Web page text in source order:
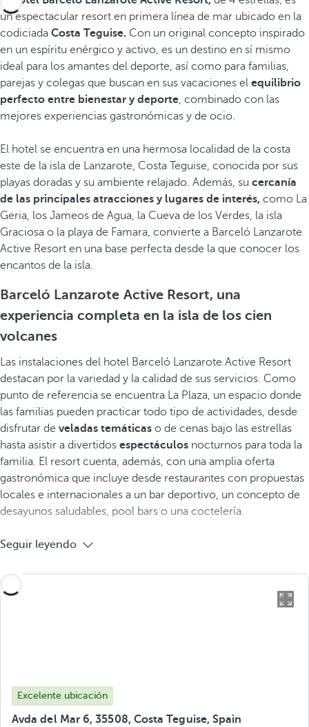
un espectacular resort en primera línea de mar ubicado en la
codiciada Costa Teguise. Con un original concepto inspirado
en un espíritu enérgico y activo, es un destino en sí mismo
ideal para los amantes del deporte, así como para familias,
parejas y colegas que buscan en sus vacaciones el equilibrio
perfecto entre bienestar y deporte, combinado con las
mejores experiencias gastronómicas y de ocio.
El hotel se encuentra en una hermosa localidad de la costa
este de la isla de Lanzarote, Costa Teguise, conocida por sus
playas doradas y su ambiente relajado. Además, su cercanía
de las principales atracciones y lugares de interés, como La
Geria, los Jameos de Agua, la Cueva de los Verdes, la isla
Graciosa o la playa de Famara, convierte a Barceló Lanzarote
Active Resort en una base perfecta desde la que conocer los
encantos de la isla.
Barceló Lanzarote Active Resort, una
experiencia completa en la isla de los cien
volcanes
Las instalaciones del hotel Barceló Lanzarote Active Resort
destacan por la variedad y la calidad de sus servicios. Como
punto de referencia se encuentra La Plaza, un espacio donde
las familias pueden practicar todo tipo de actividades, desde
disfrutar de veladas temáticas o de cenas bajo las estrellas
hasta asistir a divertidos espectáculos nocturnos para toda la
familia. El resort cuenta, además, con una amplia oferta
gastronómica que incluye desde restaurantes con propuestas
locales e internacionales a un bar deportivo, un concepto de
desayunos saludables, pool bars o una coctelería.
Seguir leyendo
Excelente ubicación
Avda del Mar 6, 35508, Costa Teguise, Spain